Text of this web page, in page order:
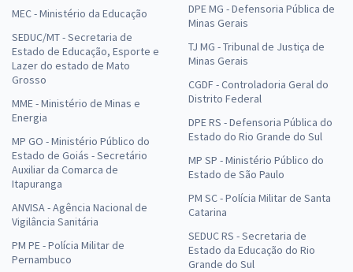
MEC - Ministério da Educação
SEDUC/MT - Secretaria de
Estado de Educação, Esporte e
Lazer do estado de Mato
Grosso
MME - Ministério de Minas e
Energia
MP GO - Ministério Público do
Estado de Goiás - Secretário
Auxiliar da Comarca de
Itapuranga
ANVISA - Agência Nacional de
Vigilância Sanitária
PM PE - Polícia Militar de
Pernambuco
DPE MG - Defensoria Pública de
Minas Gerais
TJ MG - Tribunal de Justiça de
Minas Gerais
CGDF - Controladoria Geral do
Distrito Federal
DPE RS - Defensoria Pública do
Estado do Rio Grande do Sul
MP SP - Ministério Público do
Estado de São Paulo
PM SC - Polícia Militar de Santa
Catarina
SEDUC RS - Secretaria de
Estado da Educação do Rio
Grande do Sul